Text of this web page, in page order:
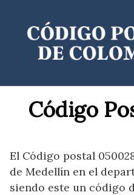
contenido
Código
El Código postal
de Medellín en el
siendo este un código